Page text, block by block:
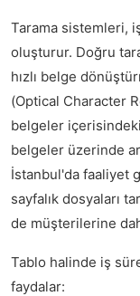
Tarama sistemleri,
oluşturur. Doğru
hızlı belge
(Optical Character
belgeler
belgeler üzerinde
İstanbul'da faaliyet
sayfalık dosyaları
de müşterilerine
Tablo halinde iş
faydalar: